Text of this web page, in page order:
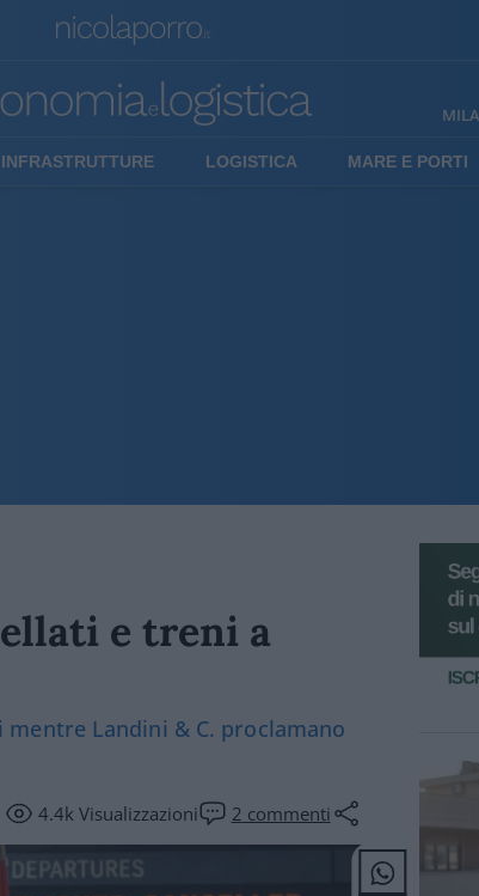
INFRASTRUTTURE LOGISTICA MARE E PORTI
e treni a
Landini & C. proclamano
4.4kVisualizzazioni 2 commenti